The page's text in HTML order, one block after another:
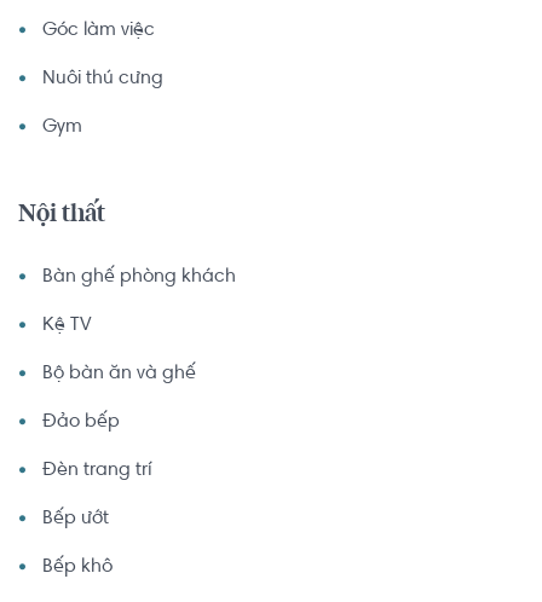
Góc làm việc
Nuôi thú cưng
Gym
Nội thất
Bàn ghế phòng khách
Kệ TV
Bộ bàn ăn và ghế
Đảo bếp
Đèn trang trí
Bếp ướt
Bếp khô